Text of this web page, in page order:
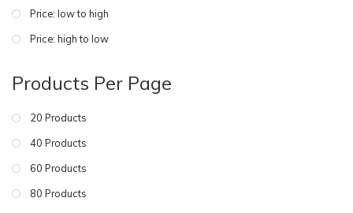
Price: low to high
Price: high to low
Products Per Page
20 Products
40 Products
60 Products
80 Products